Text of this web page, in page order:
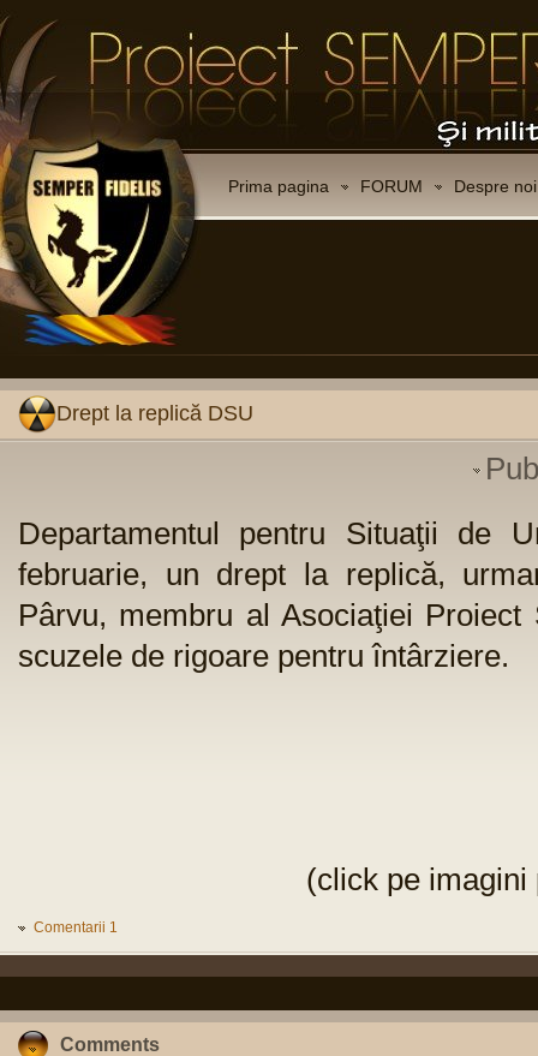
Prima pagina FORUM Despre noi
Drept la replică DSU
Departamentul pentru Situaţii de
februarie, un drept la replică,
Pârvu, membru al Asociaţiei
scuzele de rigoare pentru întârziere.
(click pe
Comentarii 1
Comments